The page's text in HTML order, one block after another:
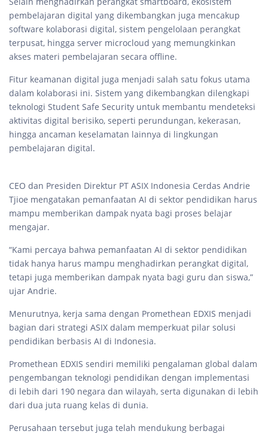
pembelajaran digital yang dikembangkan juga mencakup
software kolaborasi digital, sistem pengelolaan perangkat
terpusat, hingga server microcloud yang memungkinkan
akses materi pembelajaran secara offline.
Fitur keamanan digital juga menjadi salah satu fokus utama
dalam kolaborasi ini. Sistem yang dikembangkan dilengkapi
teknologi Student Safe Security untuk membantu mendeteksi
aktivitas digital berisiko, seperti perundungan, kekerasan,
hingga ancaman keselamatan lainnya di lingkungan
pembelajaran digital.
CEO dan Presiden Direktur PT ASIX Indonesia Cerdas Andrie
Tjioe mengatakan pemanfaatan AI di sektor pendidikan harus
mampu memberikan dampak nyata bagi proses belajar
mengajar.
“Kami percaya bahwa pemanfaatan AI di sektor pendidikan
tidak hanya harus mampu menghadirkan perangkat digital,
tetapi juga memberikan dampak nyata bagi guru dan siswa,”
ujar Andrie.
Menurutnya, kerja sama dengan Promethean EDXIS menjadi
bagian dari strategi ASIX dalam memperkuat pilar solusi
pendidikan berbasis AI di Indonesia.
Promethean EDXIS sendiri memiliki pengalaman global dalam
pengembangan teknologi pendidikan dengan implementasi
di lebih dari 190 negara dan wilayah, serta digunakan di lebih
dari dua juta ruang kelas di dunia.
Perusahaan tersebut juga telah mendukung berbagai